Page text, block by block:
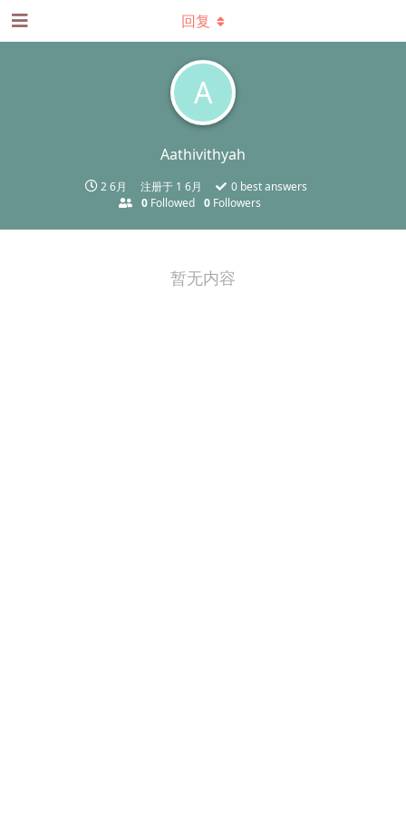
A
Aathivithyah
2 6月 注册于 1 6月 0 best answers
0 Followed 0 Followers
回复
暂无内容